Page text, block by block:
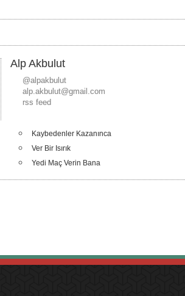
Alp Akbulut
@alpakbulut
alp.akbulut@gmail.com
rss feed
Kaybedenler Kazanınca
Ver Bir Isırık
Yedi Maç Verin Bana